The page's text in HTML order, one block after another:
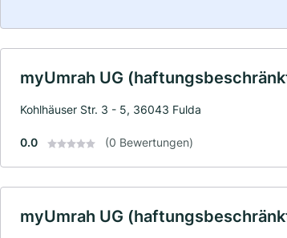
myUmrah UG
Kohlhäuser Str. 3 - 5, 36043 Fulda
0.0 (0 Bewertungen)
myUmrah UG